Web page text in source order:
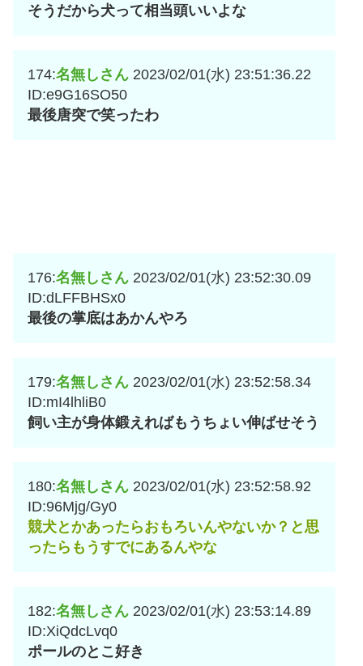
そうだから犬って相当頭いいよな
174:名無しさん 2023/02/01(水) 23:51:36.22
ID:e9G16SO50
最後唐突で笑ったわ
176:名無しさん 2023/02/01(水) 23:52:30.09
ID:dLFFBHSx0
最後の掌底はあかんやろ
179:名無しさん 2023/02/01(水) 23:52:58.34
ID:mI4lhliB0
飼い主が身体鍛えればもうちょい伸ばせそう
180:名無しさん 2023/02/01(水) 23:52:58.92
ID:96Mjg/Gy0
競犬とかあったらおもろいんやないか？と思
ったらもうすでにあるんやな
182:名無しさん 2023/02/01(水) 23:53:14.89
ID:XiQdcLvq0
ポールのとこ好き